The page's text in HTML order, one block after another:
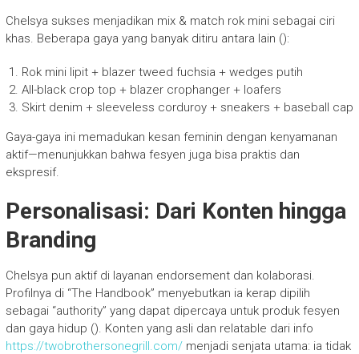
Chelsya sukses menjadikan mix & match rok mini sebagai ciri
khas. Beberapa gaya yang banyak ditiru antara lain ():
Rok mini lipit + blazer tweed fuchsia + wedges putih
All-black crop top + blazer crophanger + loafers
Skirt denim + sleeveless corduroy + sneakers + baseball cap
Gaya-gaya ini memadukan kesan feminin dengan kenyamanan
aktif—menunjukkan bahwa fesyen juga bisa praktis dan
ekspresif.
Personalisasi: Dari Konten hingga
Branding
Chelsya pun aktif di layanan endorsement dan kolaborasi.
Profilnya di “The Handbook” menyebutkan ia kerap dipilih
sebagai “authority” yang dapat dipercaya untuk produk fesyen
dan gaya hidup (). Konten yang asli dan relatable dari info
https://twobrothersonegrill.com/menjadi senjata utama: ia tidak